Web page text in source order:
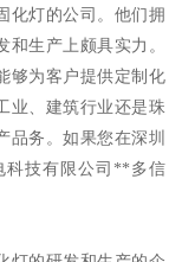
化灯的公司。他们拥
生产上颇具实力。
够为客户提供定制化
业、建筑行业还是珠
品务。如果您在深圳
科技有限公司**多信